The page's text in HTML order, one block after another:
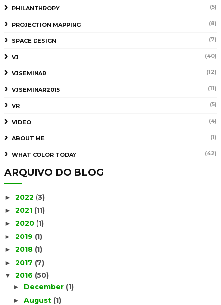
PHILANTHROPY (5)
PROJECTION MAPPING (8)
SPACE DESIGN (7)
VJ (40)
VJSEMINAR (12)
VJSEMINAR2015 (11)
VR (5)
VIDEO (4)
ABOUT ME (1)
WHAT COLOR TODAY (42)
ARQUIVO DO BLOG
► 2022 (3)
► 2021 (11)
► 2020 (1)
► 2019 (1)
► 2018 (1)
► 2017 (7)
▼ 2016 (50)
► December (1)
► August (1)